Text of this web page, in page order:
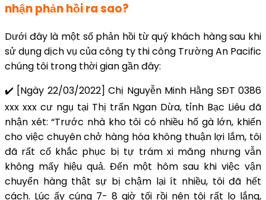
nhận phản hồi ra sao?
Dưới đây là một số phản hồi từ quý khách hàng sau khi
sử dụng dịch vụ của công ty thi công Trường An Pacific
chúng tôi trong thời gian gần đây:
✔️ [Ngày 22/03/2022] Chị Nguyễn Minh Hằng SĐT 0386
xxx xxx cư ngụ tại Thị trấn Ngan Dừa, tỉnh Bạc Liêu đã
nhận xét: “Trước nhà kho tôi có nhiều hố gà lớn, khiến
cho việc chuyên chở hàng hóa không thuận lợi lắm, tôi
đã rất cố khắc phục bị tự trám xi măng nhưng vẫn
không mấy hiệu quả. Đến một hôm sau khi việc vận
chuyển hàng thật sự bị chậm lại ít nhiều, tôi đã hết
cách. Lúc ấy cúng 7- 8 giờ tối rồi nên tôi rất lo lắng,